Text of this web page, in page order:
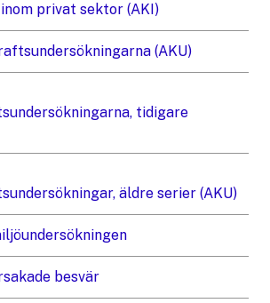
privat sektor (AKI)
(AKU)
tidigare
äldre serier (AKU)
besvär